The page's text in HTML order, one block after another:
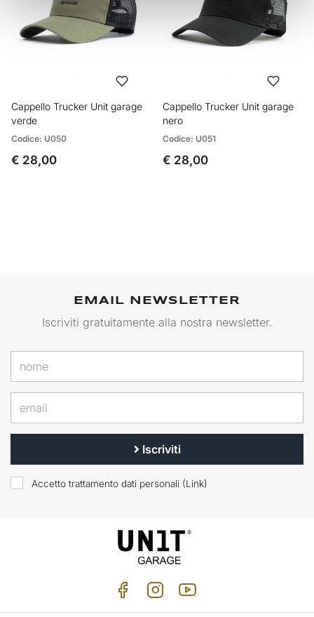
Cappello Trucker Unit garage
verde
Codice: U050
€ 28,00
Cappello Trucker Unit garage
nero
Codice: U051
€ 28,00
EMAIL NEWSLETTER
Iscriviti gratuitamente alla nostra newsletter.
Iscriviti
Accetto trattamento dati personali (Link)